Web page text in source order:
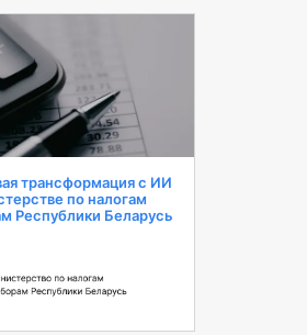
трансформация с ИИ
по налогам
Республики Беларусь